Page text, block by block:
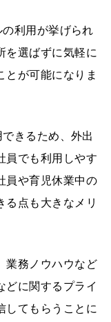
利用が挙げられ
を選ばずに気軽に
とが可能になりま
きるため、外出
員でも利用しやす
員や育児休業中の
る点も大きなメリ
業務ノウハウなど
どに関するプライ
してもらうことに